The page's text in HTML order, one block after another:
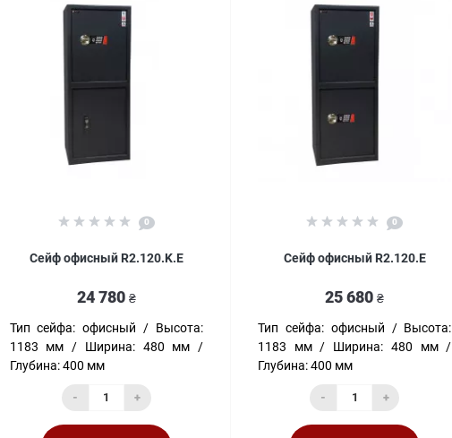
0
Сейф офисный R2.120.K.E
24 780 ₴
Тип сейфа: офисный
Высота:
1183 мм
Ширина: 480 мм
Глубина: 400 мм
- +
0
Сейф офисный R2.120.E
25 680₴
Тип сейфа: офисный
Высота:
1183 мм
Ширина: 480 мм
Глубина:400 мм
- +